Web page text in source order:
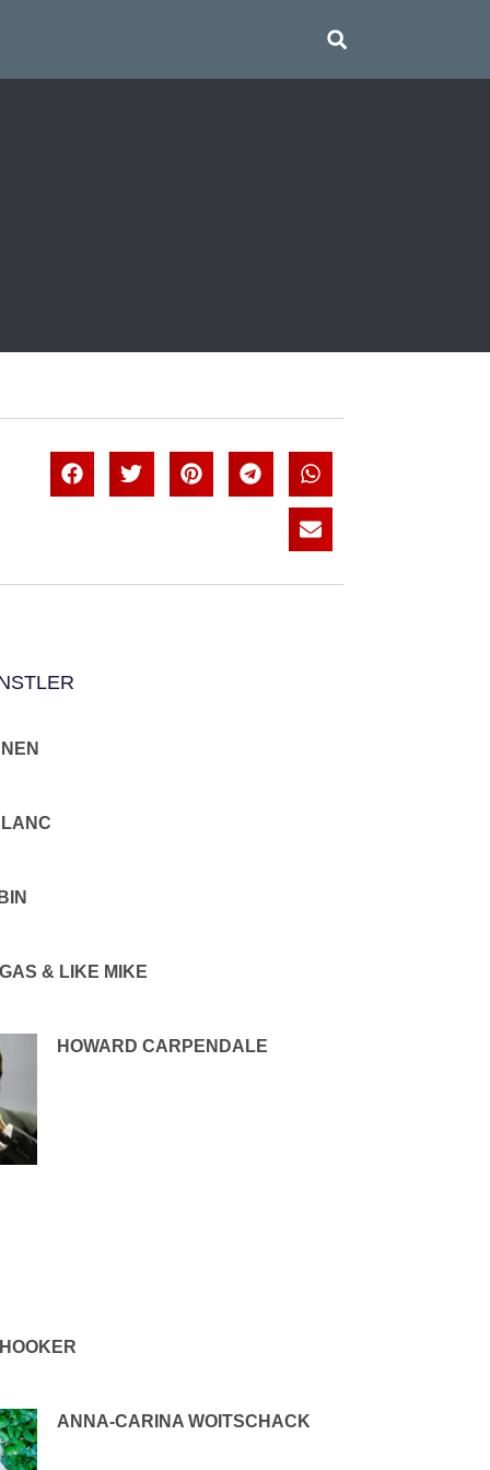
& LIKE MIKE
HOWARD CARPENDALE
ANNA-CARINA WOITSCHACK